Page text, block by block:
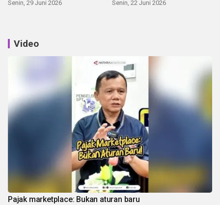
Senin, 29 Juni 2026 Senin, 22 Juni 2026
Video
Pajak marketplace: Bukan aturan baru